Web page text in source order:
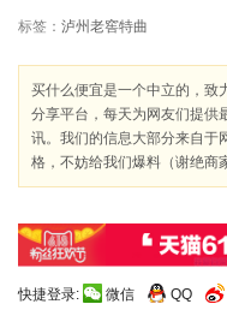
标签： 泸州老窖特曲
买什么便宜是一个中立的，致
分享平台，每天为网友们提供
讯。我们的信息大部分来自于
格，不妨给我们爆料（谢绝商
快捷登录: 微信 QQ